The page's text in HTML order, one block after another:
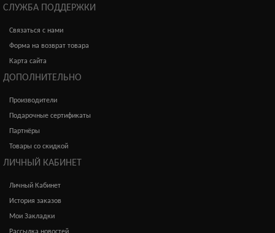
СЛУЖБА ПОДДЕРЖКИ
Связаться с нами
Форма на возврат товара
Карта сайта
ДОПОЛНИТЕЛЬНО
Производители
Подарочные сертификаты
Партнёры
Товары со скидкой
ЛИЧНЫЙ КАБИНЕТ
Личный Кабинет
История заказов
Мои Закладки